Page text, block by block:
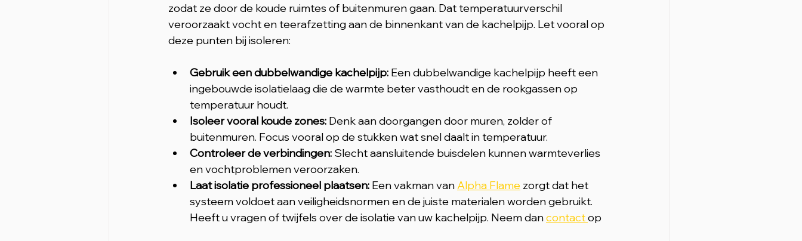
zodat ze door de koude ruimtes of buitenmuren gaan. Dat temperatuurverschil
veroorzaakt vocht en teerafzetting aan de binnenkant van de kachelpijp. Let vooral op
deze punten bij isoleren:
Gebruik een dubbelwandige kachelpijp: Een dubbelwandige kachelpijp heeft een
ingebouwde isolatielaag die de warmte beter vasthoudt en de rookgassen op
temperatuur houdt.
Isoleer vooral koude zones: Denk aan doorgangen door muren, zolder of
buitenmuren. Focus vooral op de stukken wat snel daalt in temperatuur.
Controleer de verbindingen: Slecht aansluitende buisdelen kunnen warmteverlies
en vochtproblemen veroorzaken.
Laat isolatie professioneel plaatsen: Een vakman van Alpha Flame zorgt dat het
systeem voldoet aan veiligheidsnormen en de juiste materialen worden gebruikt.
Heeft u vragen of twijfels over de isolatie van uw kachelpijp. Neem dan contact op